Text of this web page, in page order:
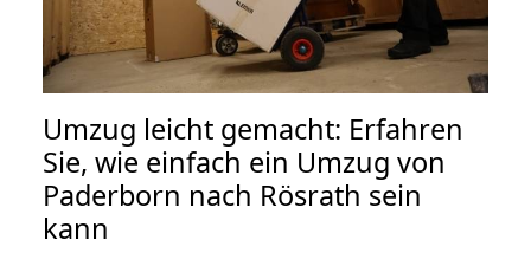
Umzug leicht gemacht: Erfahren
Sie, wie einfach ein Umzug von
Paderborn nach Rösrath sein
kann